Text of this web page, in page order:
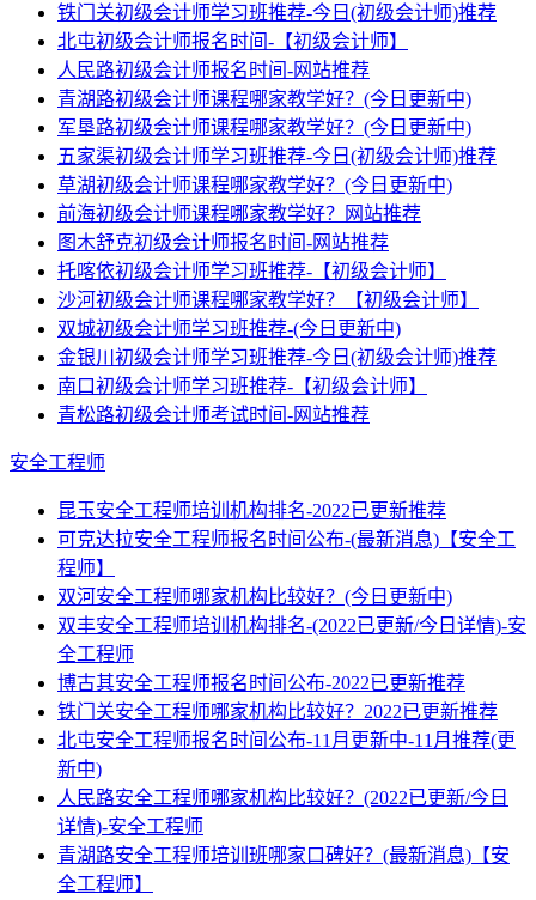
铁门关初级会计师学习班推荐-今日(初级会计师)推荐
北屯初级会计师报名时间-【初级会计师】
人民路初级会计师报名时间-网站推荐
青湖路初级会计师课程哪家教学好？(今日更新中)
军垦路初级会计师课程哪家教学好？(今日更新中)
五家渠初级会计师学习班推荐-今日(初级会计师)推荐
草湖初级会计师课程哪家教学好？(今日更新中)
前海初级会计师课程哪家教学好？网站推荐
图木舒克初级会计师报名时间-网站推荐
托喀依初级会计师学习班推荐-【初级会计师】
沙河初级会计师课程哪家教学好？【初级会计师】
双城初级会计师学习班推荐-(今日更新中)
金银川初级会计师学习班推荐-今日(初级会计师)推荐
南口初级会计师学习班推荐-【初级会计师】
青松路初级会计师考试时间-网站推荐
安全工程师
昆玉安全工程师培训机构排名-2022已更新推荐
可克达拉安全工程师报名时间公布-(最新消息)【安全工
程师】
双河安全工程师哪家机构比较好？(今日更新中)
双丰安全工程师培训机构排名-(2022已更新/今日详情)-安
全工程师
博古其安全工程师报名时间公布-2022已更新推荐
铁门关安全工程师哪家机构比较好？2022已更新推荐
北屯安全工程师报名时间公布-11月更新中-11月推荐(更
新中)
人民路安全工程师哪家机构比较好？(2022已更新/今日
详情)-安全工程师
青湖路安全工程师培训班哪家口碑好？(最新消息)【安
全工程师】